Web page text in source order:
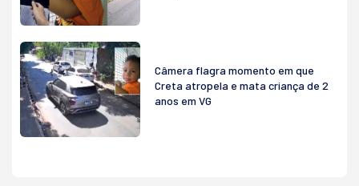
Câmera flagra momento em que
Creta atropela e mata criança de 2
anos em VG